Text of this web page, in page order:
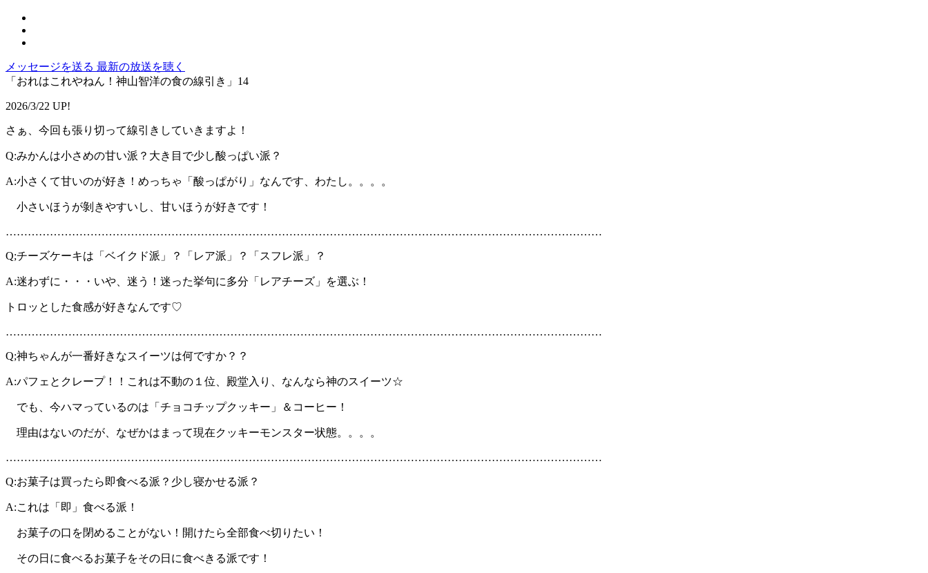
メッセージを送る 最新の放送を聴く
「おれはこれやねん！神山智洋の食の線引き」14
2026/3/22 UP!
さぁ、今回も張り切って線引きしていきますよ！
Q:みかんは小さめの甘い派？大き目で少し酸っぱい派？
A:小さくて甘いのが好き！めっちゃ「酸っぱがり」なんです、わたし。。。。
小さいほうが剝きやすいし、甘いほうが好きです！
………………………………………………………………………………………………………………………………………………
Q;チーズケーキは「ベイクド派」？「レア派」？「スフレ派」？
A:迷わずに・・・いや、迷う！迷った挙句に多分「レアチーズ」を選ぶ！
トロッとした食感が好きなんです♡
………………………………………………………………………………………………………………………………………………
Q;神ちゃんが一番好きなスイーツは何ですか？？
A:パフェとクレープ！！これは不動の１位、殿堂入り、なんなら神のスイーツ☆
でも、今ハマっているのは「チョコチップクッキー」＆コーヒー！
理由はないのだが、なぜかはまって現在クッキーモンスター状態。。。。
………………………………………………………………………………………………………………………………………………
Q:お菓子は買ったら即食べる派？少し寝かせる派？
A:これは「即」食べる派！
お菓子の口を閉めることがない！開けたら全部食べ切りたい！
その日に食べるお菓子をその日に食べきる派です！